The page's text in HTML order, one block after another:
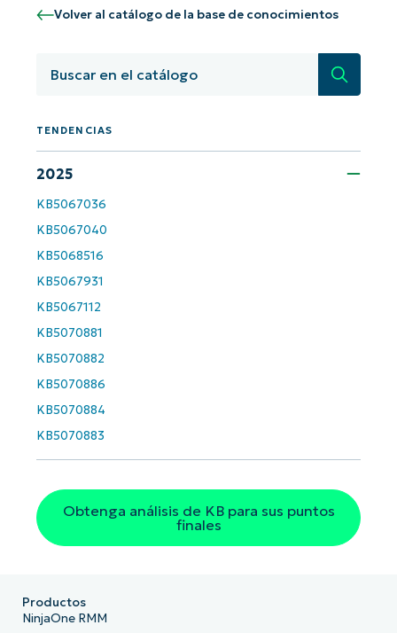
Volver al catálogo de la base de conocimientos
TENDENCIAS
2025
KB5067036
KB5067040
KB5068516
KB5067931
KB5067112
KB5070881
KB5070882
KB5070886
KB5070884
KB5070883
Obtenga análisis de KB para sus puntos
finales
¡Empiece con los análisis de KB
basados en IA de NinjaOne!
First
and
name*
Business
Phone
number*
Company
name*
Productos
NinjaOne RMM